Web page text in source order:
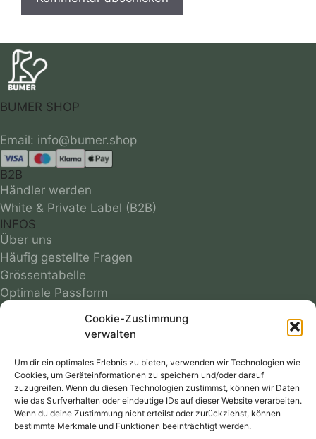
Cookie-Zustimmung
verwalten
Um dir ein optimales Erlebnis zu bieten, verwenden wir Technologien wie
Cookies, um Geräteinformationen zu speichern und/oder darauf
zuzugreifen. Wenn du diesen Technologien zustimmst, können wir Daten
wie das Surfverhalten oder eindeutige IDs auf dieser Website verarbeiten.
Wenn du deine Zustimmung nicht erteilst oder zurückziehst, können
bestimmte Merkmale und Funktionen beeinträchtigt werden.
BUMER SHOP
B2B
Händler werden
White & Private Label (B2B)
INFOS
Über uns
Häufig gestellte Fragen
Grössentabelle
Optimale Passform
Infos zu Materialien
Reparaturservice
Versandkosten
Follow